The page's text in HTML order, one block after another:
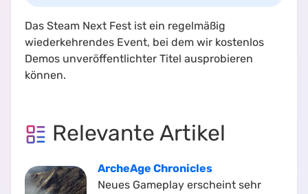
Das Steam Next Fest ist ein regelmäßig
wiederkehrendes Event, bei dem wir kostenlos
Demos unveröffentlichter Titel ausprobieren
können.
Relevante Artikel
ArcheAge Chronicles
Neues Gameplay erscheint sehr